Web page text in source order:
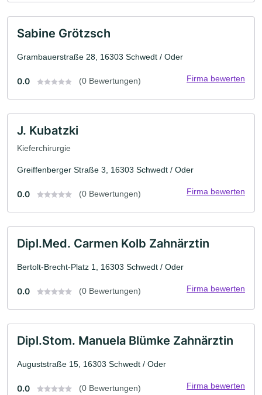
Sabine Grötzsch
Grambauerstraße 28, 16303 Schwedt / Oder
0.0 (0 Bewertungen) Firma bewerten
J. Kubatzki
Kieferchirurgie
Greiffenberger Straße 3, 16303 Schwedt / Oder
0.0 (0 Bewertungen) Firma bewerten
Dipl.Med. Carmen Kolb Zahnärztin
Bertolt-Brecht-Platz 1, 16303 Schwedt / Oder
0.0 (0 Bewertungen) Firma bewerten
Dipl.Stom. Manuela Blümke Zahnärztin
Auguststraße 15, 16303 Schwedt / Oder
0.0 (0 Bewertungen) Firma bewerten